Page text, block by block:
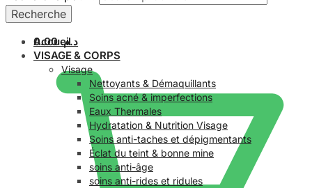
Recherche
د.م.0.00
Recherche
Accueil
VISAGE & CORPS
Visage
Nettoyants & Démaquillants
Soins acné & imperfections
Eaux Thermales
Hydratation & Nutrition Visage
Soins anti-taches et dépigmentants
Éclat du teint & bonne mine
soins anti-âge
soins anti-rides et ridules